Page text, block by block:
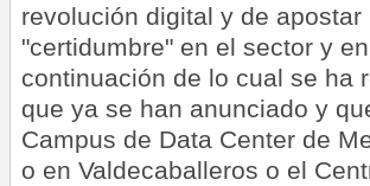
revolución digital y de
"certidumbre" en el sector y
continuación de lo cual se ha
que ya se han anunciado y
Campus de Data Center de
o en Valdecaballeros o el